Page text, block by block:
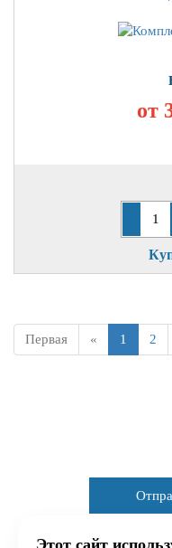
от
Первая « 1 2
Этот сайт